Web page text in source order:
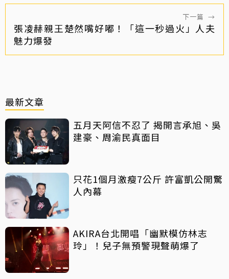
下一篇 →
張凌赫親王楚然嘴好嘟！「這一秒過火」人夫
魅力爆發
最新文章
五月天阿信不忍了 揭開言承旭、吳
建豪、周渝民真面目
只花1個月激瘦7公斤 許富凱公開驚
人內幕
AKIRA台北開唱「幽默模仿林志
玲」！兒子無預警現聲萌爆了